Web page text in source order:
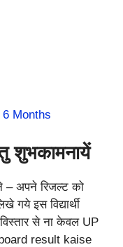
Months
शुभकामनायें
– अपने रिजल्ट को
इस विद्यार्थी
से ना केवल UP
result kaise